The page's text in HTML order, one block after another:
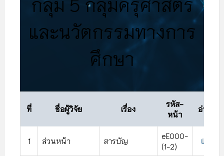
และนวัตกรรมทางการ
ศึกษา
ที่ ชื่อผู้วิจัย เรื่อง
รหัส-
หน้า
อ่าน
1 ส่วนหน้า สารบัญ
eE000-
(1-2)